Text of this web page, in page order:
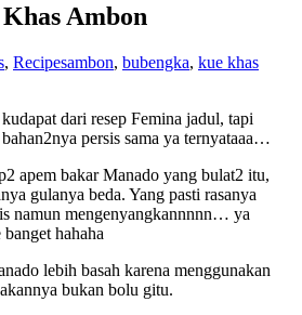
Ambon
, Recipesambon, bubengka, kue khas
dari resep Femina jadul, tapi
persis sama ya ternyataaa…
apem bakar Manado yang bulat2 itu,
gulanya beda. Yang pasti rasanya
namun mengenyangkannnnn… ya
hahaha
lebih basah karena menggunakan
bukan bolu gitu.